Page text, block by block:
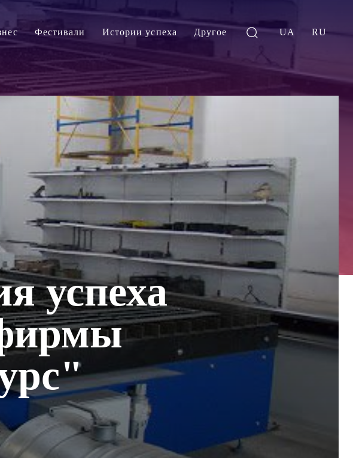
Фестивали Истории успеха Другое UA RU
успеха